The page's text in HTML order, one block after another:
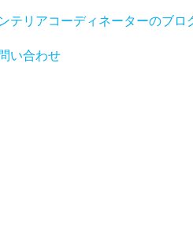
テリアコーディネーターのブロ
い合わせ